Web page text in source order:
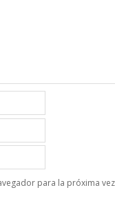
para la próxima